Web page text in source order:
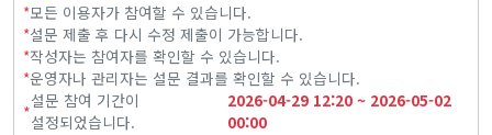
*모든 이용자가 참여할 수 있습니다.
*설문 제출 후 다시 수정 제출이 가능합니다.
*작성자는 참여자를 확인할 수 있습니다.
*운영자나 관리자는 설문 결과를 확인할 수 있습니다.
*설문 참여 기간이
설정되었습니다.
2026-04-2912:20~ 2026-05-02
00:00